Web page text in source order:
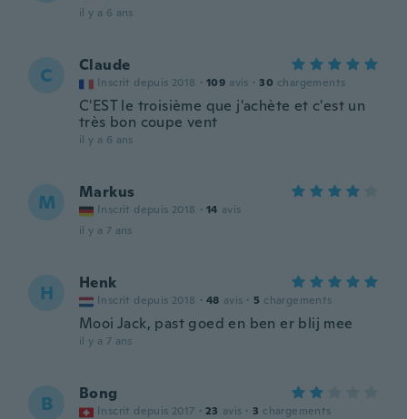
il y a 6 ans
C Claude
Inscrit depuis 2018 · 109 avis · 30 chargements
C'EST le troisième que j'achète et c'est un
très bon coupe vent
il y a 6 ans
M Markus
Inscrit depuis 2018 · 14 avis
il y a 7 ans
H Henk
Inscrit depuis 2018 · 48 avis · 5 chargements
Mooi Jack, past goed en ben er blij mee
il y a 7 ans
B Bong
Inscrit depuis 2017 · 23 avis · 3 chargements